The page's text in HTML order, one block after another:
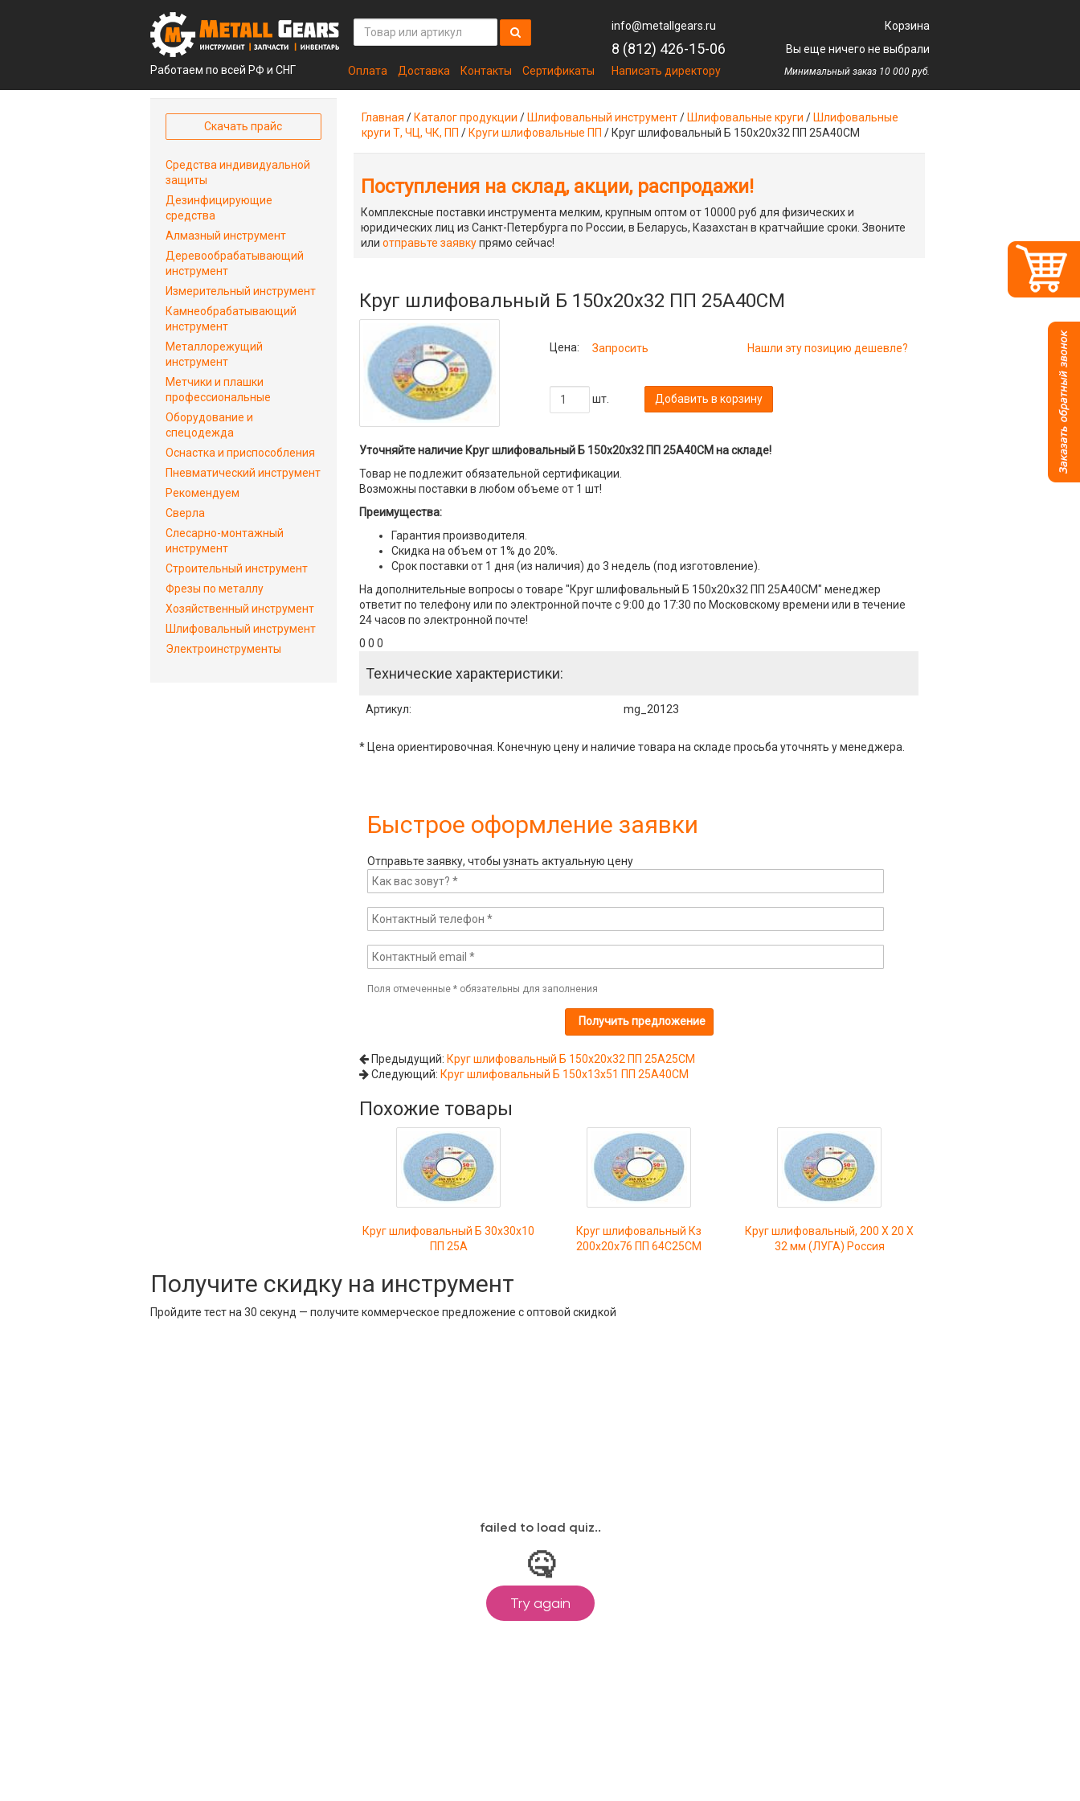
Работаем по всей РФ и СНГ Оплата Доставка Контакты Сертификаты
info@metallgears.ru
8 (812) 426-15-06
Написать директору
Корзина
Вы еще ничего не выбрали
Минимальный заказ 10 000 руб.
Главная / Каталог продукции / Шлифовальный инструмент/ Шлифовальные круги / Шлифовальные
круги Т, ЧЦ, ЧК, ПП / Круги шлифовальные ПП / Круг шлифовальный Б 150х20х32 ПП 25А40СМ
Поступления на склад, акции, распродажи!
Комплексные поставки инструмента мелким, крупным оптом от 10000 руб для физических и
юридических лиц из Санкт-Петербурга по России, в Беларусь, Казахстан в кратчайшие сроки. Звоните
или отправьте заявкупрямо сейчас!
Круг шлифовальный Б 150х20х32 ПП 25А40СМ
Цена: Запросить Нашли эту позицию дешевле?
шт. Добавить в корзину
Уточняйте наличие Круг шлифовальный Б 150х20х32 ПП 25А40СМ на складе!
Товар не подлежит обязательной сертификации.
Возможны поставки в любом объеме от 1 шт!
Преимущества:
Гарантия производителя.
Скидка на объем от 1% до 20%.
Срок поставки от 1 дня (из наличия) до 3 недель (под изготовление).
На дополнительные вопросы о товаре "Круг шлифовальный Б 150х20х32 ПП 25А40СМ" менеджер
ответит по телефону или по электронной почте с 9:00 до 17:30 по Московскому времени или в течение
24 часов по электронной почте!
0 0 0
Технические характеристики:
Артикул: mg_20123
* Цена ориентировочная. Конечную цену и наличие товара на складе просьба уточнять у менеджера.
Быстрое оформление заявки
Отправьте заявку, чтобы узнать актуальную цену
Поля отмеченные *обязательны для заполнения
Предыдущий: Круг шлифовальный Б 150х20х32 ПП 25А25СМ
Следующий: Круг шлифовальный Б 150х13х51 ПП 25А40СМ
Похожие товары
Круг шлифовальный Б 30х30х10
ПП 25А
Круг шлифовальный Кз
200х20х76 ПП 64С25СМ
Круг шлифовальный, 200 Х 20 Х
32 мм (ЛУГА) Россия
Скачать прайс
Средства индивидуальной
защиты
Дезинфицирующие
средства
Алмазный инструмент
Деревообрабатывающий
инструмент
Измерительный инструмент
Камнеобрабатывающий
инструмент
Металлорежущий
инструмент
Метчики и плашки
профессиональные
Оборудование и
спецодежда
Оснастка и приспособления
Пневматический инструмент
Рекомендуем
Сверла
Слесарно-монтажный
инструмент
Строительный инструмент
Фрезы по металлу
Хозяйственный инструмент
Шлифовальный инструмент
Электроинструменты
Получите скидку на инструмент
Пройдите тест на 30 секунд — получите коммерческое предложение с оптовой скидкой